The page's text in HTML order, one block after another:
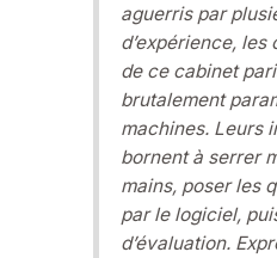
aguerris par
d’expérience,
de ce cabinet
brutalement
machines. Leurs
bornent à serrer
mains, poser les
par le logiciel,
d’évaluation.